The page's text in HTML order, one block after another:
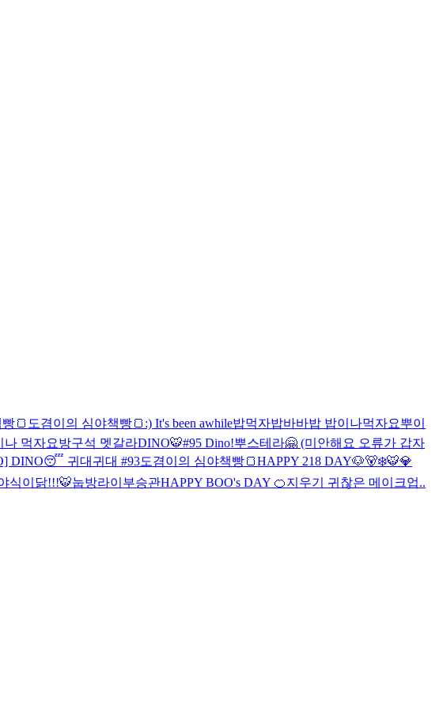
🍞 도겸이의 심야책빵🍞 :) It's been awhile밥먹자밥바바밥 밥이나먹자요뿌이
나 먹자요방구석 멧갈라DINO🐯#95 Dino!뿌스테라🤗 (미안해요 오류가 갑자
DINO😴 귀대귀대 #93도겸이의 심야책빵🍞HAPPY 218 DAY🐶🐻‍❄️🐯💎
식이닭!!!🐯눕방라이부승관HAPPY BOO's DAY 🍊지우기 귀찮은 메이크업..